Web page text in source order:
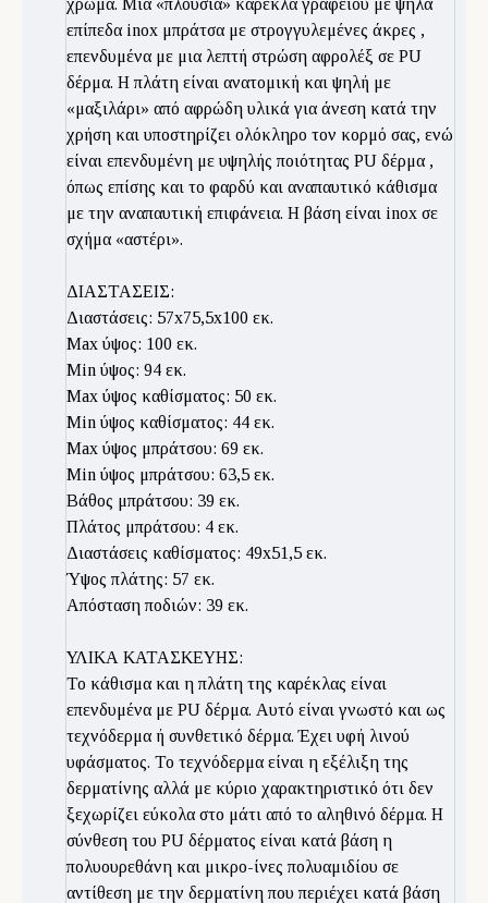
χρώμα. Μια «πλούσια» καρέκλα γραφείου με ψηλά
επίπεδα inox μπράτσα με στρογγυλεμένες άκρες ,
επενδυμένα με μια λεπτή στρώση αφρολέξ σε PU
δέρμα. Η πλάτη είναι ανατομική και ψηλή με
«μαξιλάρι» από αφρώδη υλικά για άνεση κατά την
χρήση και υποστηρίζει ολόκληρο τον κορμό σας, ενώ
είναι επενδυμένη με υψηλής ποιότητας PU δέρμα ,
όπως επίσης και το φαρδύ και αναπαυτικό κάθισμα
με την αναπαυτική επιφάνεια. Η βάση είναι inox σε
σχήμα «αστέρι».
ΔΙΑΣΤΑΣΕΙΣ:
Διαστάσεις: 57x75,5x100 εκ.
Max ύψος: 100 εκ.
Min ύψος: 94 εκ.
Max ύψος καθίσματος: 50 εκ.
Min ύψος καθίσματος: 44 εκ.
Max ύψος μπράτσου: 69 εκ.
Min ύψος μπράτσου: 63,5 εκ.
Βάθος μπράτσου: 39 εκ.
Πλάτος μπράτσου: 4 εκ.
Διαστάσεις καθίσματος: 49x51,5 εκ.
Ύψος πλάτης: 57 εκ.
Απόσταση ποδιών: 39 εκ.
ΥΛΙΚΑ ΚΑΤΑΣΚΕΥΗΣ:
Το κάθισμα και η πλάτη της καρέκλας είναι
επενδυμένα με PU δέρμα. Αυτό είναι γνωστό και ως
τεχνόδερμα ή συνθετικό δέρμα. Έχει υφή λινού
υφάσματος. Το τεχνόδερμα είναι η εξέλιξη της
δερματίνης αλλά με κύριο χαρακτηριστικό ότι δεν
ξεχωρίζει εύκολα στο μάτι από το αληθινό δέρμα. Η
σύνθεση του PU δέρματος είναι κατά βάση η
πολυουρεθάνη και μικρο-ίνες πολυαμιδίου σε
αντίθεση με την δερματίνη που περιέχει κατά βάση